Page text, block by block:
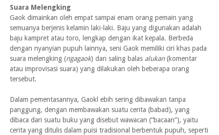
Suara Melengking
Gaok dimainkan oleh empat sampai enam orang pemain yang
semuanya berjenis kelamin laki-laki. Baju yang digunakan adalah
baju kampret atau toro, lengkap dengan ikat kepala. Berbeda
dengan nyanyian pupuh lainnya, seni Gaok memiliki ciri khas pada
suara melengking (ngagaok) dan saling balas alukan(komentar
atau improvisasi suara) yang dilakukan oleh beberapa orang
tersebut.
Dalam pementasannya, Gaokl ebih sering dibawakan tanpa
panggung, dengan membawakan suatu cerita (babad), yang
dibaca dari suatu buku yang disebut wawacan (“bacaan”), yaitu
cerita yang ditulis dalam puisi tradisional berbentuk pupuh, seperti